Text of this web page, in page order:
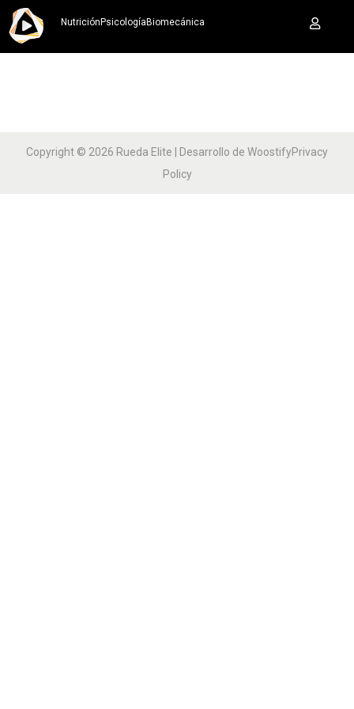
Nutrición Psicología Biomecánica
Copyright © 2026 Rueda Elite | Desarrollo de WoostifyPrivacy
Policy